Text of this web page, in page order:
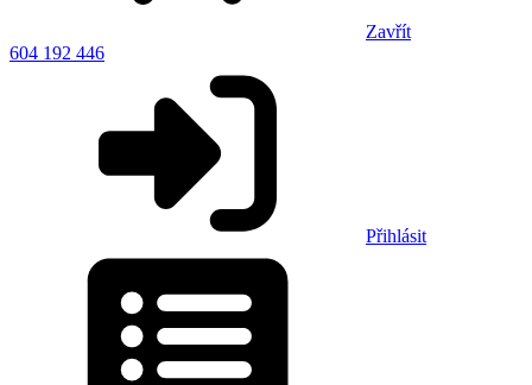
Zavřít
604 192 446
Přihlásit